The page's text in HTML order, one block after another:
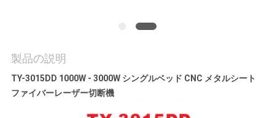
ュ
ー
製品の説明
TY-3015DD 1000W - 3000W シングルベッド CNC メタルシート
ファイバーレーザー切断機